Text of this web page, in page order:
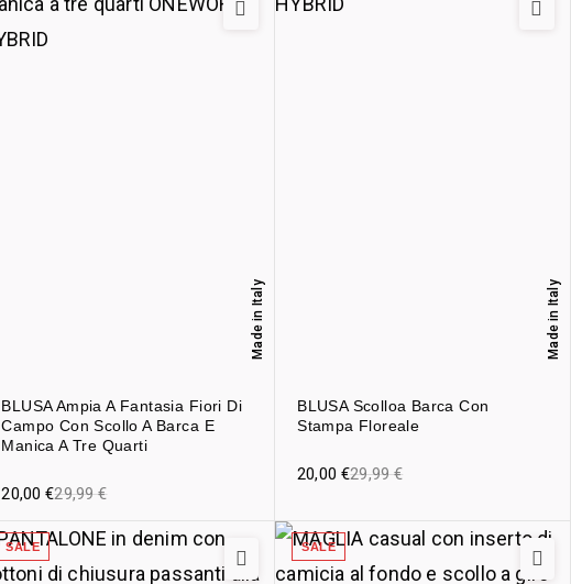
BLUSA Ampia A Fantasia Fiori Di
Campo Con Scollo A Barca E
Manica A Tre Quarti
Made in Italy
29,99€
20,00€
BLUSA Scolloa Barca Con
Stampa Floreale
Made in Italy
29,99€
20,00€
SALE SALE